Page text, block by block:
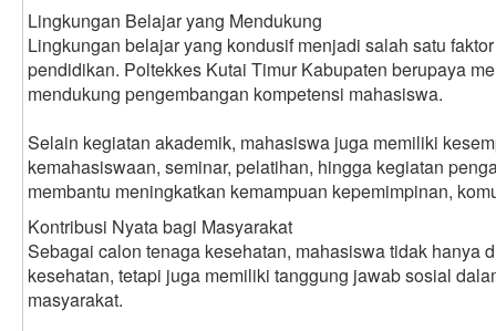
Lingkungan Belajar yang Mendukung
Lingkungan belajar yang kondusif menjadi salah satu
pendidikan. Poltekkes Kutai Timur Kabupaten berupaya
mendukung pengembangan kompetensi mahasiswa.
Selain kegiatan akademik, mahasiswa juga memiliki
kemahasiswaan, seminar, pelatihan, hingga kegiatan
membantu meningkatkan kemampuan kepemimpinan,
Kontribusi Nyata bagi Masyarakat
Sebagai calon tenaga kesehatan, mahasiswa tidak hanya
kesehatan, tetapi juga memiliki tanggung jawab sosial
masyarakat.